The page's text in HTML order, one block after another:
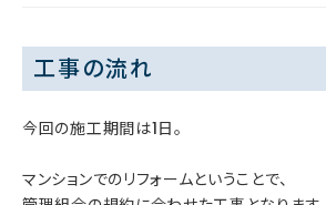
工事の流れ
今回の施工期間は1日。
マンションでのリフォームということで、